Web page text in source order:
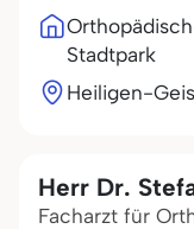
Stadtpark
Heiligen-
Herr Dr.
Facharzt für